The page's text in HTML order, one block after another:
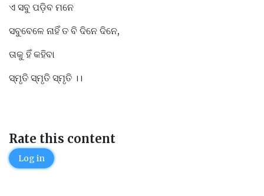
ଏ ସବୁ ପଡ଼ିବ ମନେ
ସବୁବେଳେ ନାହିଁ ତ ବି ଦିନେ ଦିନେ,
ତାକୁ ହିଁ କହିବା
ସ୍ମୃତି ସ୍ମୃତି ସ୍ମୃତି ।।
Rate this content
Log in